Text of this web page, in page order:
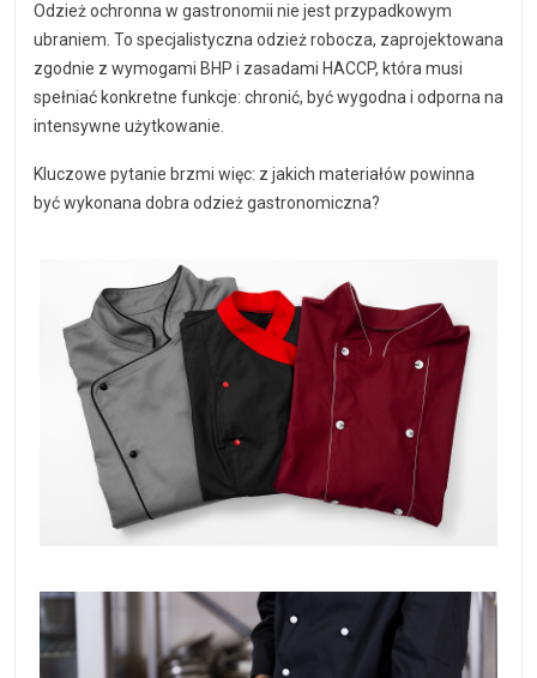
Odzież ochronna w gastronomii nie jest przypadkowym
ubraniem. To specjalistyczna odzież robocza, zaprojektowana
zgodnie z wymogami BHP i zasadami HACCP, która musi
spełniać konkretne funkcje: chronić, być wygodna i odporna na
intensywne użytkowanie.
Kluczowe pytanie brzmi więc: z jakich materiałów powinna
być wykonana dobra odzież gastronomiczna?